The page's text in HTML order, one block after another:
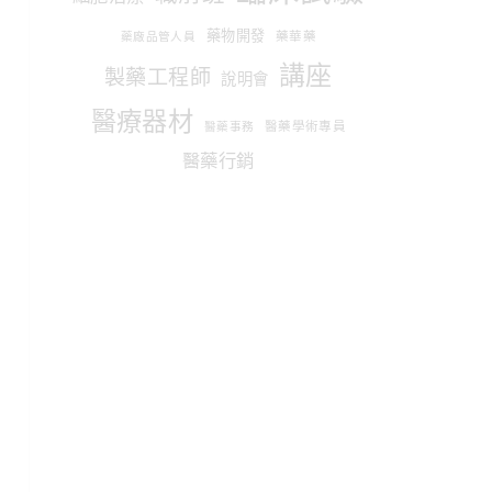
藥廠品管人員 藥物開發 藥華藥
製藥工程師 說明會 講座
醫療器材 醫藥事務 醫藥學術專員
醫藥行銷